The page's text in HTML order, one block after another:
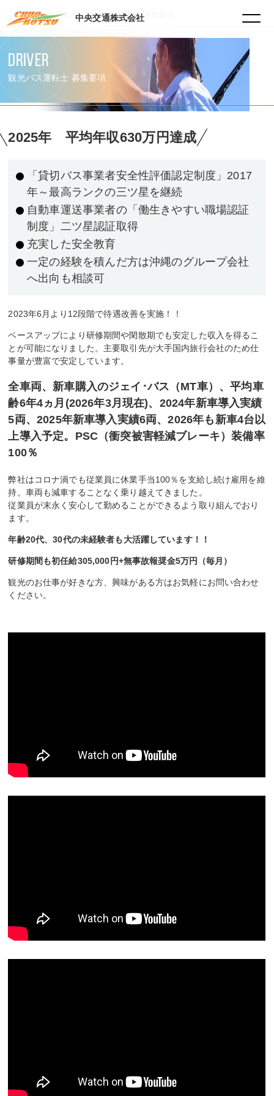
中央交通株式会社
HOME 採用情報 観光バス運転士 募集要項
観光バス運転士 募集要項
DRIVER
2025年 平均年収630万円達成
「貸切バス事業者安全性評価認定制度」2017
年～最高ランクの三ツ星を継続
自動車運送事業者の「働生きやすい職場認証
制度」二ツ星認証取得
充実した安全教育
一定の経験を積んだ方は沖縄のグループ会社
へ出向も相談可
2023年6月より12段階で待遇改善を実施！！
ベースアップにより研修期間や閑散期でも安定した収入を得るこ
とが可能になりました。主要取引先が大手国内旅行会社のため仕
事量が豊富で安定しています。
全車両、新車購入のジェイ･バス（MT車）、平均車
齢6年4ヵ月(2026年3月現在)、2024年新車導入実績
5両、2025年新車導入実績6両、2026年も新車4台以
上導入予定。PSC（衝突被害軽減ブレーキ）装備率
100％
弊社はコロナ渦でも従業員に休業手当100％を支給し続け雇用を維
持。車両も減車することなく乗り越えてきました。
従業員が末永く安心して勤めることができるよう取り組んでおり
ます。
年齢20代、30代の未経験者も大活躍しています！！
研修期間も初任給305,000円+無事故報奨金5万円（毎月）
観光のお仕事が好きな方、興味がある方はお気軽にお問い合わせ
ください。